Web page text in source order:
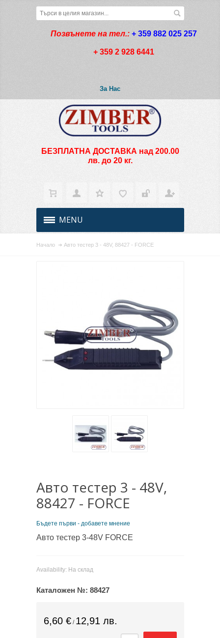
Позвънете на тел.: + 359 882 025 257
+ 359 2 928 6441
За Нас
БЕЗПЛАТНА ДОСТАВКА над 200.00
лв. до 20 кг.
MENU
Начало Авто тестер 3 - 48V, 88427 - FORCE
Авто тестер 3 - 48V,
88427 - FORCE
Бъдете първи - добавете мнение
Авто тестер 3-48V FORCE
Availability: На склад
Каталожен №: 88427
6,60 €/ 12,91 лв.